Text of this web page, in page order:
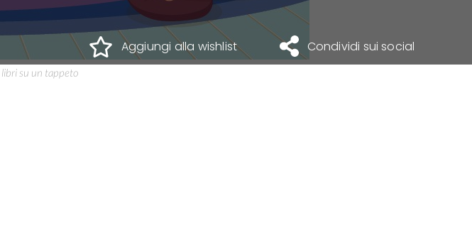
Aggiungi alla wishlist Condividi sui social
libri su un tappeto